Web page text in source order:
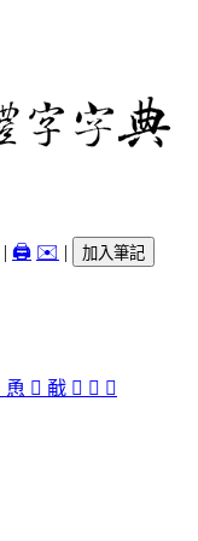
| 🖨️ ✉️ | 加入筆記
恿 𢦨 㦷 󰢒 󰢎 󰢍